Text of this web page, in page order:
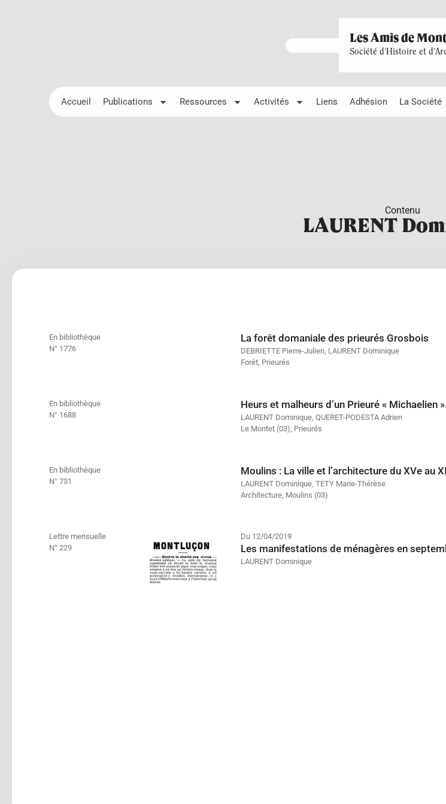
Les Amis de
Société d'Histoire et
Accueil Publications Ressources Activités Liens Adhésion La Société
Contenu
LAURENT
En bibliothèque
N° 1776
La forêt domaniale des prieurés Grosbois
DEBRIETTE Pierre-Julien, LAURENT Dominique
Forêt, Prieurés
En bibliothèque
N° 1688
Heurs et malheurs d’un Prieuré «
LAURENT Dominique, QUERET-PODESTA Adrien
Le Montet (03), Prieurés
En bibliothèque
N° 731
Moulins : La ville et l’architecture du XVe au
LAURENT Dominique, TETY Marie-Thérèse
Architecture, Moulins (03)
Lettre mensuelle
N° 229
Du 12/04/2019
Les manifestations de ménagères en
LAURENT Dominique